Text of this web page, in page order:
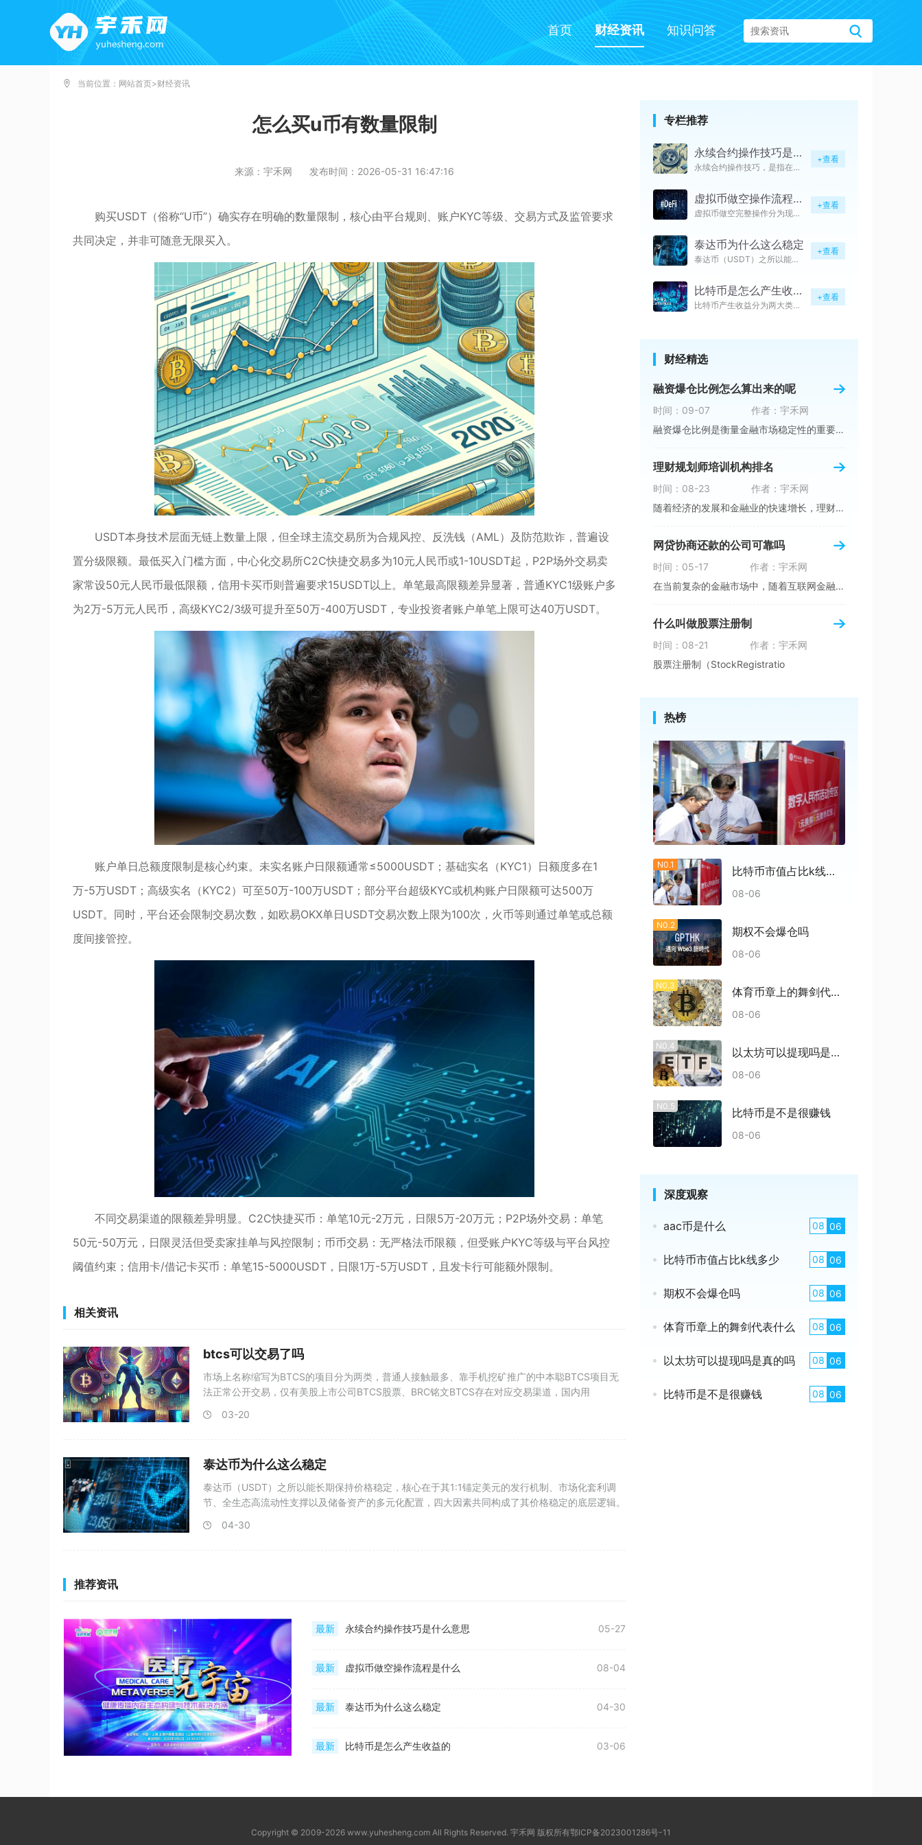
首页 财经资讯 知识问答
当前位置： 网站首页>财经资讯
怎么买u币有数量限制
来源：宇禾网 发布时间：2026-05-31 16:47:16
购买USDT（俗称“U币”）确实存在明确的数量限制，核心由平台规则、账户KYC等级、交易方式及监管要求
共同决定，并非可随意无限买入。
USDT本身技术层面无链上数量上限，但全球主流交易所为合规风控、反洗钱（AML）及防范欺诈，普遍设
置分级限额。最低买入门槛方面，中心化交易所C2C快捷交易多为10元人民币或1-10USDT起，P2P场外交易卖
家常设50元人民币最低限额，信用卡买币则普遍要求15USDT以上。单笔最高限额差异显著，普通KYC1级账户多
为2万-5万元人民币，高级KYC2/3级可提升至50万-400万USDT，专业投资者账户单笔上限可达40万USDT。
账户单日总额度限制是核心约束。未实名账户日限额通常≤5000USDT；基础实名（KYC1）日额度多在1
万-5万USDT；高级实名（KYC2）可至50万-100万USDT；部分平台超级KYC或机构账户日限额可达500万
USDT。同时，平台还会限制交易次数，如欧易OKX单日USDT交易次数上限为100次，火币等则通过单笔或总额
度间接管控。
不同交易渠道的限额差异明显。C2C快捷买币：单笔10元-2万元，日限5万-20万元；P2P场外交易：单笔
50元-50万元，日限灵活但受卖家挂单与风控限制；币币交易：无严格法币限额，但受账户KYC等级与平台风控
阈值约束；信用卡/借记卡买币：单笔15-5000USDT，日限1万-5万USDT，且发卡行可能额外限制。
相关资讯
btcs可以交易了吗
市场上名称缩写为BTCS的项目分为两类，普通人接触最多、靠手机挖矿推广的中本聪BTCS项目无
法正常公开交易，仅有美股上市公司BTCS股票、BRC铭文BTCS存在对应交易渠道，国内用
03-20
泰达币为什么这么稳定
泰达币（USDT）之所以能长期保持价格稳定，核心在于其1:1锚定美元的发行机制、市场化套利调
节、全生态高流动性支撑以及储备资产的多元化配置，四大因素共同构成了其价格稳定的底层逻辑。
04-30
推荐资讯
最新 永续合约操作技巧是什么意思 05-27
最新 虚拟币做空操作流程是什么 08-04
最新 泰达币为什么这么稳定 04-30
最新 比特币是怎么产生收益的 03-06
专栏推荐
永续合约操作技巧是什么意思
永续合约操作技巧，是指在加密货
+查看
虚拟币做空操作流程是什么
虚拟币做空完整操作分为现货杠杆
+查看
泰达币为什么这么稳定
泰达币（USDT）之所以能长期
+查看
比特币是怎么产生收益的
比特币产生收益分为两大类核心路
+查看
财经精选
融资爆仓比例怎么算出来的呢
时间：09-07
作者：宇禾网
融资爆仓比例是衡量金融市场稳定性的重要指标之
理财规划师培训机构排名
时间：08-23
作者：宇禾网
随着经济的发展和金融业的快速增长，理财规划行
网贷协商还款的公司可靠吗
时间：05-17
作者：宇禾网
在当前复杂的金融市场中，随着互联网金融的快速
什么叫做股票注册制
时间：08-21
作者：宇禾网
股票注册制（StockRegistratio
热榜
N0.1 比特币市值占比k线多少
08-06
N0.2 期权不会爆仓吗
08-06
N0.3 体育币章上的舞剑代表什么
08-06
N0.4 以太坊可以提现吗是真的吗
08-06
N0.5 比特币是不是很赚钱
08-06
深度观察
aac币是什么 08 06
比特币市值占比k线多少 08 06
期权不会爆仓吗 08 06
体育币章上的舞剑代表什么 08 06
以太坊可以提现吗是真的吗 08 06
比特币是不是很赚钱 08 06
Copyright © 2009-2026 www.yuhesheng.com All Rights Reserved. 宇禾网 版权所有鄂ICP备2023001286号-11